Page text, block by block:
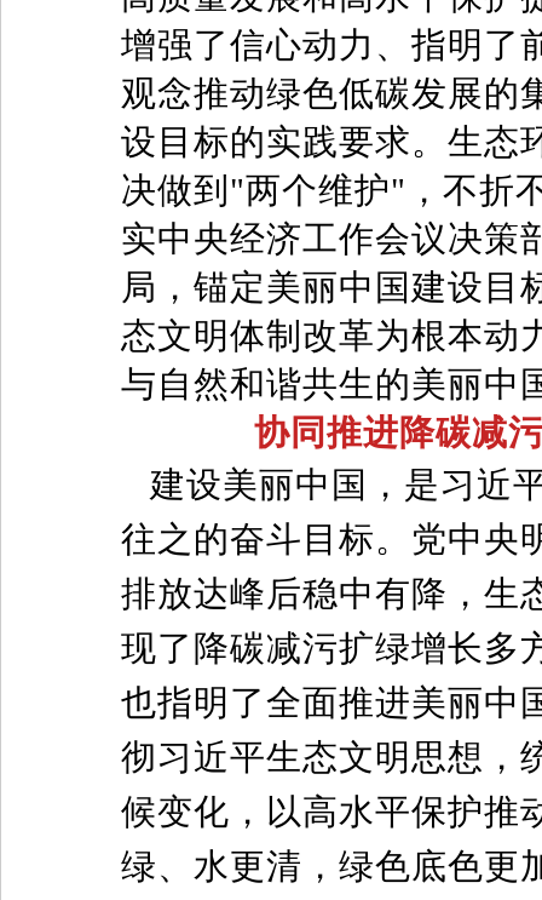
增强了信心动力、指明了
观念推动绿色低碳发展的
设目标的实践要求。生态
决做到"两个维护"，不折
实中央经济工作会议决策
局，锚定美丽中国建设目
态文明体制改革为根本动
与自然和谐共生的美丽中
协同推进降碳减
建设美丽中国，是习近
往之的奋斗目标。党中央
排放达峰后稳中有降，生
现了降碳减污扩绿增长多
也指明了全面推进美丽中
彻习近平生态文明思想，
候变化，以高水平保护推
绿、水更清，绿色底色更